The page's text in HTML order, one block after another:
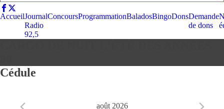
AccueilJournal
Radio
92,5
ConcoursProgrammationBaladosBingoDonsDemande
de dons
Cédule
août 2026